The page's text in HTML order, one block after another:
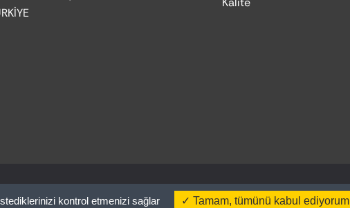
kontrol etmenizi sağlar Tamam, tümünü kabul ediyorum